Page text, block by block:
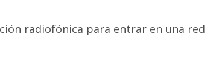
radiofónica para entrar en una red